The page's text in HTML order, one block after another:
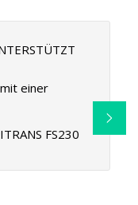
einer
FS230